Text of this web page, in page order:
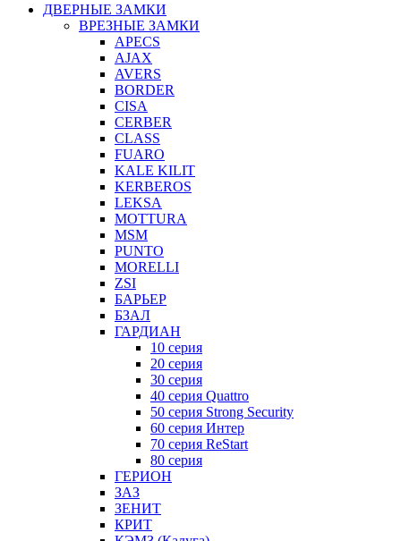
ДВЕРНЫЕ ЗАМКИ
ВРЕЗНЫЕ ЗАМКИ
APECS
AJAX
AVERS
BORDER
CISA
CERBER
CLASS
FUARO
KALE KILIT
KERBEROS
LEKSA
MOTTURA
MSM
PUNTO
MORELLI
ZSI
БАРЬЕР
БЗАЛ
ГАРДИАН
10 серия
20 серия
30 серия
40 серия Quattro
50 серия Strong Security
60 серия Интер
70 серия ReStart
80 серия
ГЕРИОН
ЗАЗ
ЗЕНИТ
КРИТ